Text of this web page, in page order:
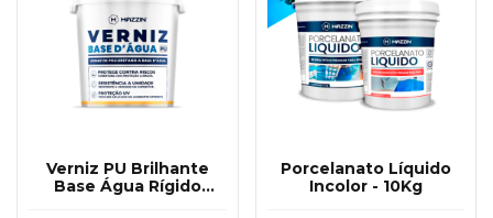
Verniz PU Brilhante
Base Água Rígido
Porcelanato Líquido
Incolor - 10Kg